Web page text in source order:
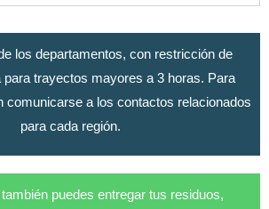
los departamentos, con restricción de
trayectos mayores a 3 horas. Para
comunicarse a los contactos relacionados
para cada región.
puedes entregar tus residuos,